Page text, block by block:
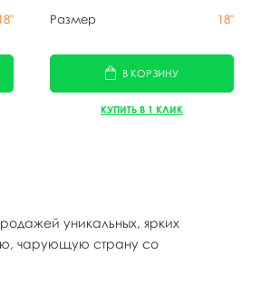
18" Размер 18"
В КОРЗИНУ
КУПИТЬ В 1 КЛИК
уникальных, ярких
чарующую страну со